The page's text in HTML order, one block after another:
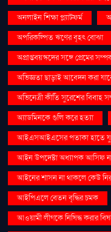
অনলাইন শিক্ষা প্ল্যাটফর্ম
অপরিকল্পিত ঋণের বৃহৎ বোঝা
অপ্রাপ্তবয়স্কদের সঙ্গে প্রেমের
অভিজ্ঞতা ছাড়াই আবেদন করা
অভিনেত্রী কীর্তি সুরেশের বিবাহ
অ্যাডমিনকে গুলি করে হত্যা
আইএসআইএসের পতাকা হাতে
আইন উপদেষ্টা অধ্যাপক আসিফ
আইনের শাসন না থাকলে কেউ
আইপিএলে বেতন বৃদ্ধির চমক
আওয়ামী লীগকে নিষিদ্ধ করার